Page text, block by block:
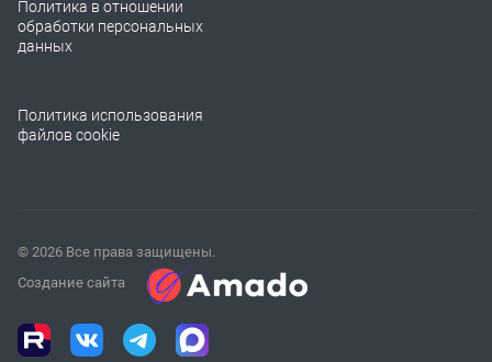
Политика в отношении
обработки персональных
данных
Политика использования
файлов cookie
© 2026 Все права защищены.
Создание сайта